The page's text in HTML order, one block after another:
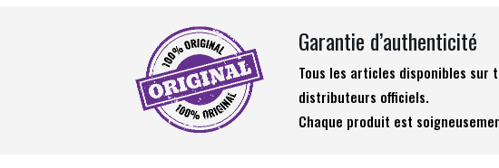
Garantie d’authenticité
Tous les articles disponibles
distributeurs officiels.
Chaque produit est